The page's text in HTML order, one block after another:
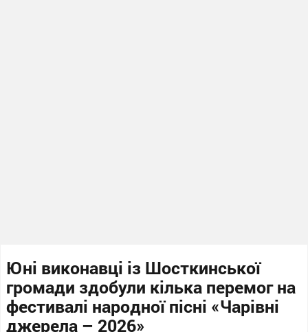
Юні виконавці із Шосткинської
громади здобули кілька перемог на
фестивалі народної пісні «Чарівні
джерела – 2026»